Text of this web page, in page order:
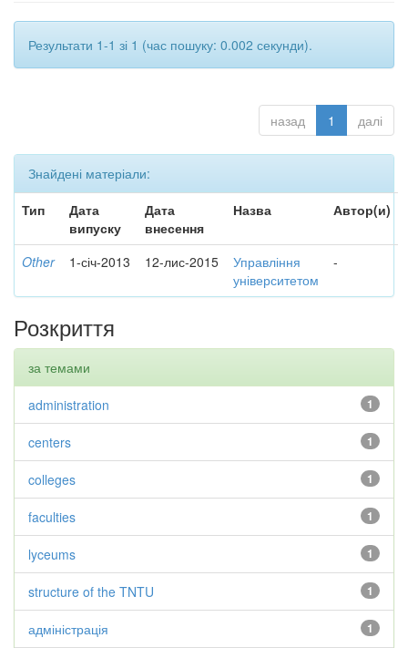
Результати 1-1 зі 1 (час пошуку: 0.002 секунди).
назад 1 далі
Знайдені матеріали:
Тип
Дата
випуску
Дата
внесення
Назва Автор(и)
Other 1-січ-2013 12-лис-2015
Управління
університетом
-
Розкриття
за темами
1
administration
1
centers
1
colleges
1
faculties
1
lyceums
1
structure of the TNTU
1
адміністрація